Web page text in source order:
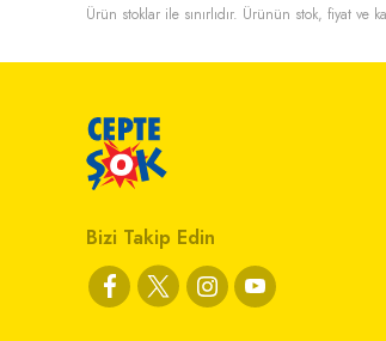
Ürün stoklar ile sınırlıdır. Ürünün stok, fiyat
Bizi Takip Edin